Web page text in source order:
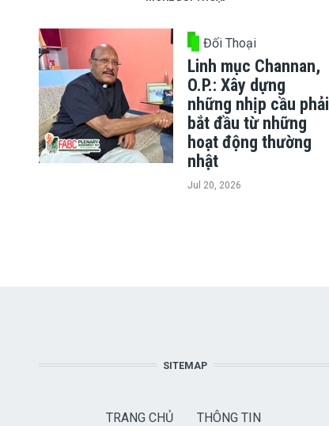
Đối Thoại
Linh mục Channan,
O.P.: Xây dựng
những nhịp cầu phải
bắt đầu từ những
hoạt động thường
nhật
Jul 20, 2026
SITEMAP
TRANG CHỦ THÔNG TIN